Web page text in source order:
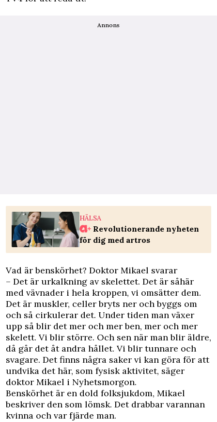
Annons
HÄLSA
Revolutionerande nyheten
för dig med artros
Vad är benskörhet? Doktor Mikael svarar
– Det är urkalkning av skelettet. Det är såhär
med vävnader i hela kroppen, vi omsätter dem.
Det är muskler, celler bryts ner och byggs om
och så cirkulerar det. Under tiden man växer
upp så blir det mer och mer ben, mer och mer
skelett. Vi blir större. Och sen när man blir äldre,
då går det åt andra hållet. Vi blir tunnare och
svagare. Det finns några saker vi kan göra för att
undvika det här, som fysisk aktivitet, säger
doktor Mikael i Nyhetsmorgon.
Benskörhet är en dold folksjukdom, Mikael
beskriver den som lömsk. Det drabbar varannan
kvinna och var fjärde man.